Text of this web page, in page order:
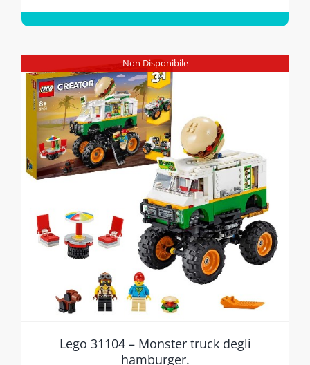
Non Disponibile
Lego 31104 – Monster truck degli
hamburger.